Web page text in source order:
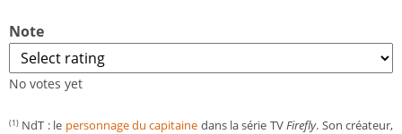
Note
No votes yet
(1) NdT : le personnage du capitaine dans la série TVFirefly. Son créateur,